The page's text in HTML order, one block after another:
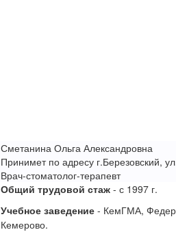
Сметанина Ольга Александровна
Принимет по адресу г.Березовский,
Врач-стоматолог-терапевт
Общий трудовой стаж - с 1997 г.
Учебное заведение - КемГМА,
Кемерово.